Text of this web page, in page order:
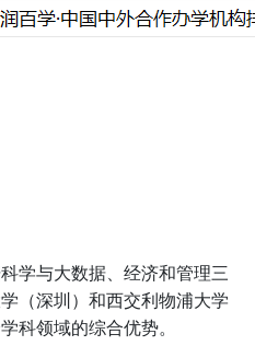
学与大数据、经济和管理三
（深圳）和西交利物浦大学
科领域的综合优势。